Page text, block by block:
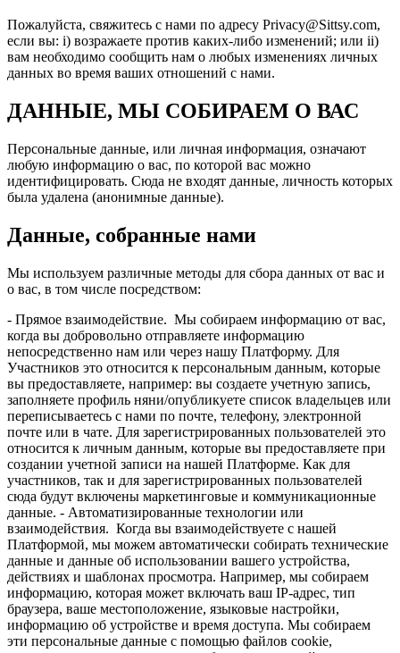
Пожалуйста, свяжитесь с нами по адресу Privacy@Sittsy.com,
если вы: i) возражаете против каких-либо изменений; или ii)
вам необходимо сообщить нам о любых изменениях личных
данных во время ваших отношений с нами.
ДАННЫЕ, МЫ СОБИРАЕМ О ВАС
Персональные данные, или личная информация, означают
любую информацию о вас, по которой вас можно
идентифицировать. Сюда не входят данные, личность которых
была удалена (анонимные данные).
Данные, собранные нами
Мы используем различные методы для сбора данных от вас и
о вас, в том числе посредством:
- Прямое взаимодействие. Мы собираем информацию от вас,
когда вы добровольно отправляете информацию
непосредственно нам или через нашу Платформу. Для
Участников это относится к персональным данным, которые
вы предоставляете, например: вы создаете учетную запись,
заполняете профиль няни/опубликуете список владельцев или
переписываетесь с нами по почте, телефону, электронной
почте или в чате. Для зарегистрированных пользователей это
относится к личным данным, которые вы предоставляете при
создании учетной записи на нашей Платформе. Как для
участников, так и для зарегистрированных пользователей
сюда будут включены маркетинговые и коммуникационные
данные. - Автоматизированные технологии или
взаимодействия. Когда вы взаимодействуете с нашей
Платформой, мы можем автоматически собирать технические
данные и данные об использовании вашего устройства,
действиях и шаблонах просмотра. Например, мы собираем
информацию, которая может включать ваш IP-адрес, тип
браузера, ваше местоположение, языковые настройки,
информацию об устройстве и время доступа. Мы собираем
эти персональные данные с помощью файлов cookie,